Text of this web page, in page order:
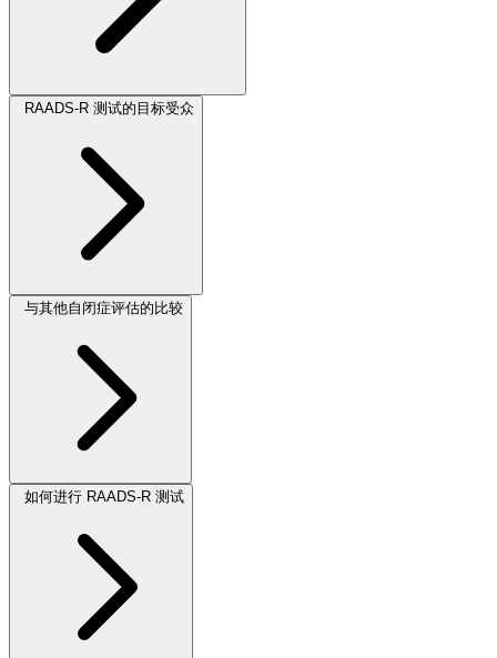
RAADS-R 测试的目标受众
与其他自闭症评估的比较
如何进行 RAADS-R 测试